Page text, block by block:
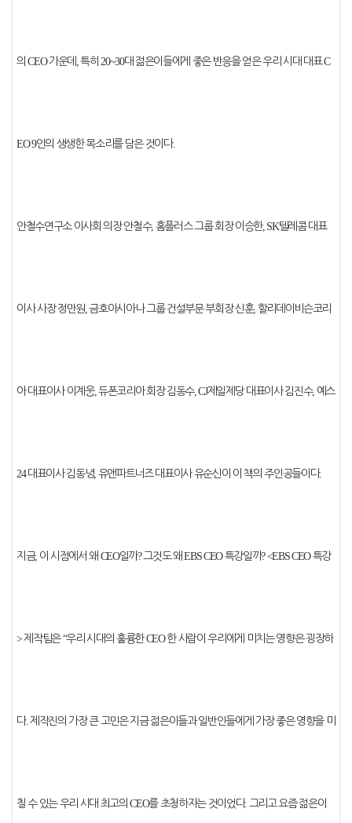
의CEO가운데 ,특히 20~30대 젊은이들에게 좋은 반응을 얻은 우리 시대 대표C
EO 9인의 생생한 목소리를 담은 것이다.
안철수연구소 이사회 의장 안철수, 홈플러스 그룹 회장 이승한, SK텔레콤 대표
이사 사장 정만원,금호아시아나 그룹 건설부문 부회장 신훈, 할리데이비슨코리
아 대표이사 이계웅,듀폰코리아 회장 김동수, CJ제일제당 대표이사 김진수, 예스
24대표이사 김동녕, 유앤파트너즈 대표이사 유순신이 이 책의 주인공들이다.
지금, 이 시점에서 왜 CEO일까?그것도 왜EBS CEO특강일까? <EBS CEO특강
>제작팀은“우리 시대의 훌륭한CEO한 사람이 우리에게 미치는 영향은 굉장하
다.제작진의 가장 큰 고민은 지금 젊은이들과 일반인들에게 가장 좋은 영향을 미
칠 수 있는 우리 시대 최고의CEO를 초청하자는 것이었다. 그리고 요즘 젊은이